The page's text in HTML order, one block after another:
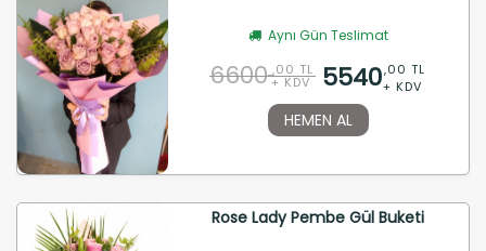
Aynı Gün Teslimat
6600 ,00 TL
+ KDV 5540,00 TL
+ KDV
HEMEN AL
Rose Lady Pembe Gül Buketi